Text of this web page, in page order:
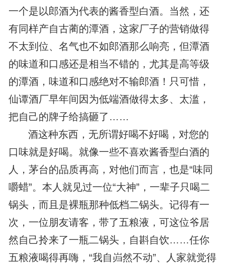
一个是以郎酒为代表的酱香型白酒。当然，还
有同样产自古蔺的潭酒，这家厂子的营销做得
不太到位、名气也不如郎酒那么响亮，但潭酒
的味道和口感还是相当不错的，尤其是高等级
的潭酒，味道和口感绝对不输郎酒！只可惜，
仙谭酒厂早年间因为低端酒做得太多、太滥，
把自己的牌子给搞砸了……
酒这种东西，无所谓好喝不好喝，对您的
口味就是好喝。就像一些不喜欢酱香型白酒的
人，茅台的品质再高，对他们而言，也是“味同
嚼蜡”。本人就见过一位“大神”，一辈子只喝二
锅头，而且是裸瓶那种低档二锅头。记得有一
次，一位朋友请客，带了五粮液，可这位爷居
然自己拎来了一瓶二锅头，自斟自饮……任你
五粮液喝得再嗨，“我自岿然不动”、人家就觉得